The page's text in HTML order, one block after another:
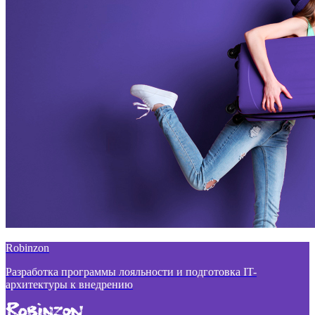
Robinzon
Разработка программы лояльности и подготовка IT-
архитектуры к внедрению